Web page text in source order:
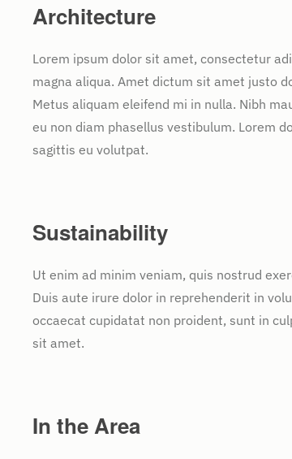
Architecture
Lorem ipsum dolor sit amet, consectetur
magna aliqua. Amet dictum sit amet justo
Metus aliquam eleifend mi in nulla. Nibh
eu non diam phasellus vestibulum. Lorem
sagittis eu volutpat.
Sustainability
Ut enim ad minim veniam, quis nostrud
Duis aute irure dolor in reprehenderit in
occaecat cupidatat non proident, sunt in
sit amet.
In the Area